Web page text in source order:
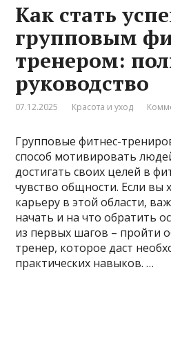
Как стать
групповым
тренером:
руководство
07.12.2025 Красота и уход
Групповые фитнес-
способ мотивировать
достигать своих целей в
чувство общности. Если вы
карьеру в этой области,
начать и на что обратить
из первых шагов – пройти
тренер, которое даст
практических навыков. …